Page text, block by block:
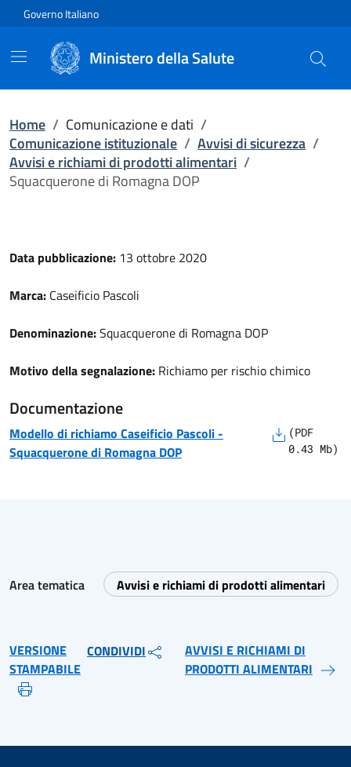
Vai direttamente al contenuto
Governo Italiano
Ministero della Salute
Home / Comunicazione e dati /
Comunicazione istituzionale / Avvisi di sicurezza /
Avvisi e richiami di prodotti alimentari /
Squacquerone di Romagna DOP
Data pubblicazione: 13 ottobre 2020
Marca: Caseificio Pascoli
Denominazione:Squacquerone di Romagna DOP
Motivo della segnalazione: Richiamo per rischio chimico
Documentazione
Modello di richiamo Caseificio Pascoli-
Squacquerone di Romagna DOP
(PDF
0.43 Mb)
Area tematica Avvisi e richiami di prodotti alimentari
VERSIONE
STAMPABILE
CONDIVIDI
AVVISI E RICHIAMI DI
PRODOTTI ALIMENTARI